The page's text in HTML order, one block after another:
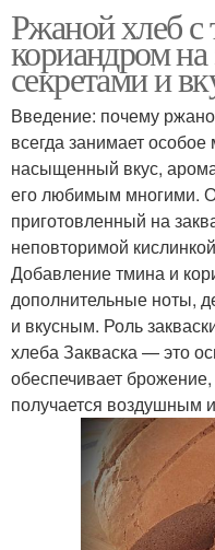
Ржаной хлеб
кориандром на
секретами и
Введение: почему
всегда занимает
насыщенный вкус,
его любимым многими.
приготовленный на
неповторимой
Добавление тмина и
дополнительные ноты,
и вкусным. Роль
хлеба Закваска — это
обеспечивает
получается воздушным